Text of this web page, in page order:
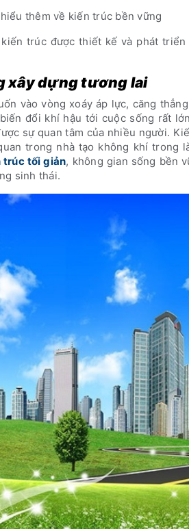
thêm về kiến trúc bền vững
trúc được thiết kế và phát
xây dựng tương lai
vào vòng xoáy áp lực, căng
đổi khí hậu tới cuộc sống rất
sự quan tâm của nhiều người.
trong nhà tạo không khí trong
trúc tối giản, không gian sống bền
sinh thái.